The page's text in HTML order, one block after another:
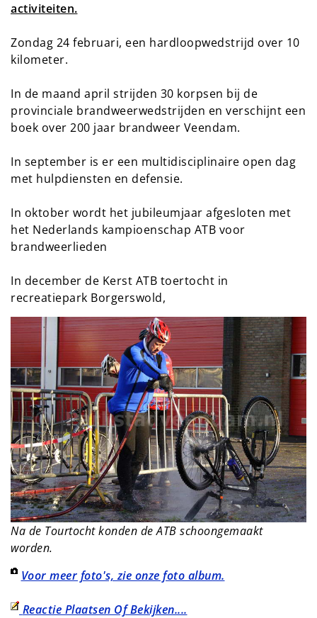
activiteiten.
Zondag 24 februari, een hardloopwedstrijd over 10
kilometer.
In de maand april strijden 30 korpsen bij de
provinciale brandweerwedstrijden en verschijnt een
boek over 200 jaar brandweer Veendam.
In september is er een multidisciplinaire open dag
met hulpdiensten en defensie.
In oktober wordt het jubileumjaar afgesloten met
het Nederlands kampioenschap ATB voor
brandweerlieden
In december de Kerst ATB toertocht in
recreatiepark Borgerswold,
Na de Tourtocht konden de ATB schoongemaakt
worden.
Voor meer foto's, zie onze foto album.
Reactie Plaatsen Of Bekijken....